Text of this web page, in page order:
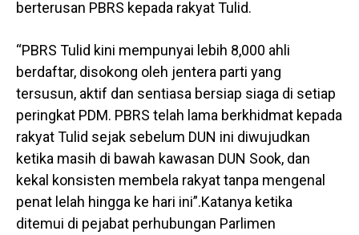
berterusan PBRS kepada rakyat Tulid.
“PBRS Tulid kini mempunyai lebih 8,000 ahli
berdaftar, disokong oleh jentera parti yang
tersusun, aktif dan sentiasa bersiap siaga di setiap
peringkat PDM. PBRS telah lama berkhidmat kepada
rakyat Tulid sejak sebelum DUN ini diwujudkan
ketika masih di bawah kawasan DUN Sook, dan
kekal konsisten membela rakyat tanpa mengenal
penat lelah hingga ke hari ini”.Katanya ketika
ditemui di pejabat perhubungan Parlimen